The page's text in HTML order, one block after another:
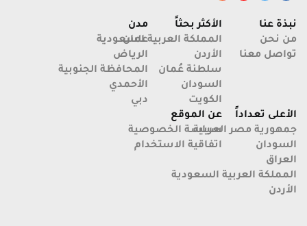
نبذة عنا
من نحن
تواصل معنا
الأكثر بحثاً
المملكة العربية السعودية
الأردن
سلطنة عُمان
السودان
الكويت
مدن
عمان
الرياض
المحافظة الجنوبية
الأحمدي
دبي
الأعلى تعداداً
جمهورية مصر العربية
السودان
العراق
المملكة العربية السعودية
الأردن
عن الموقع
سياسة الخصوصية
اتفاقية الاستخدام